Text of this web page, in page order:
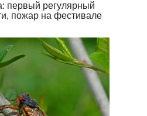
первый регулярный
пожар на фестивале